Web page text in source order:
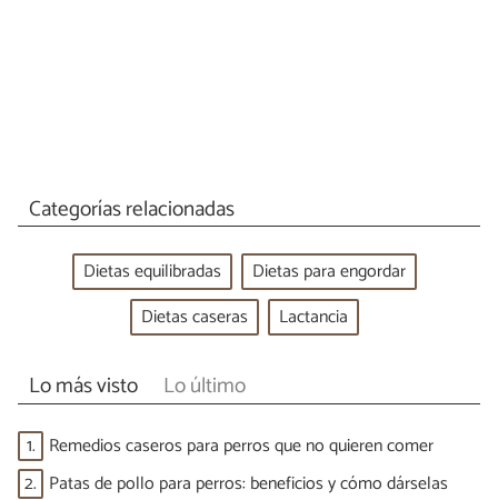
Categorías relacionadas
Dietas equilibradas
Dietas para engordar
Dietas caseras
Lactancia
Lo más visto Lo último
1. Remedios caseros para perros que no quieren comer
2. Patas de pollo para perros: beneficios y cómo dárselas